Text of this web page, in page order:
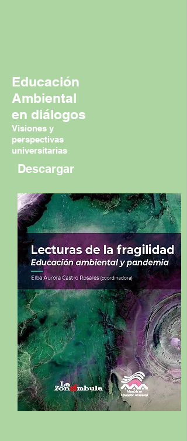
Educación
Ambiental
en diálogos
Visiones y
perspectivas
universitarias
Descargar